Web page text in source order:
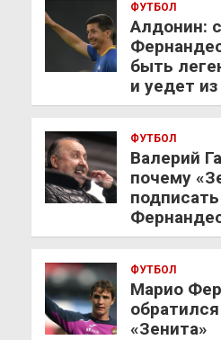
ФУТБОЛ
Алдонин:
быть
и уедет
ФУТБОЛ
Валерий
почему
ФУТБОЛ
Марио
«Зенита»